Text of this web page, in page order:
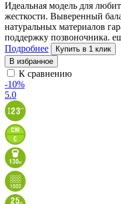
Идеальная модель для
жесткости. Выверенный
натуральных материалов
поддержку позвоночника.
Подробнее
Купить в 1 клик
В избранное
К сравнению
-10%
5.0